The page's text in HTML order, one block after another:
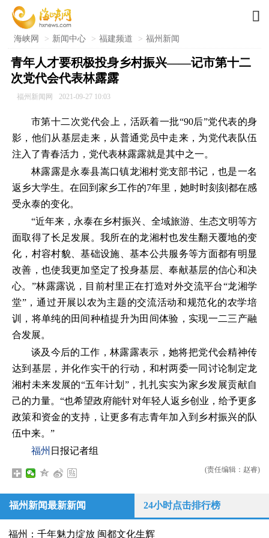

海峡网 > 新闻中心 > 福建频道 > 福州新闻
青年人才要积极投身乡村振兴——记市第十二
次党代会代表林露露
福州新闻网 2021-09-27 10:03
市第十二次党代会上，活跃着一批“90后”党代表的身
影，他们从基层走来，从普通党员中走来，为党代表队伍
注入了青春活力，党代表林露露就是其中之一。
林露露是永泰县嵩口镇龙湘村党支部书记，也是一名
返乡大学生。在回到家乡工作的7年里，她时时刻刻都在感
受永泰的变化。
“近年来，永泰在乡村振兴、全域旅游、生态文明等方
面取得了长足发展。我所在的龙湘村也发生翻天覆地的变
化，村容村貌、基础设施、基本公共服务等方面都有明显
改善，也使我更加坚定了投身基层、奉献基层的信心和决
心。”林露露说，目前村里正在打造对外交流平台“龙湘学
堂”，通过开展以农为主题的交流活动和规范化的农学培
训，将单纯的田间种植提升为田间体验，实现一二三产融
合发展。
谈及今后的工作，林露露表示，她将把党代会精神传
达到基层，并化作实干的行动，和村两委一同讨论制定龙
湘村未来发展的“五年计划”，扎扎实实为家乡发展贡献自
己的力量。“也希望政府能针对年轻人返乡创业，给予更多
政策和资金的支持，让更多有志青年加入到乡村振兴的队
伍中来。”
福州 日报记者组
(责任编辑：赵睿)
福州新闻最新新闻 24小时点击排行榜
福州：千年魅力绽放 闽都文化生辉